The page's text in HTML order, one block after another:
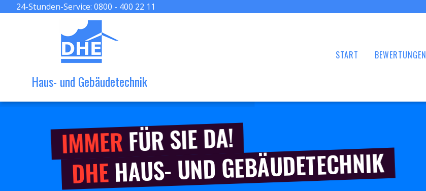
24-Stunden-Service: 0800 - 400 22 11
Haus- und Gebäudetechnik
START BEWERTUNGEN
IMMERFÜR SIE DA!
DHEHAUS- UND GEBÄUDETECHNIK